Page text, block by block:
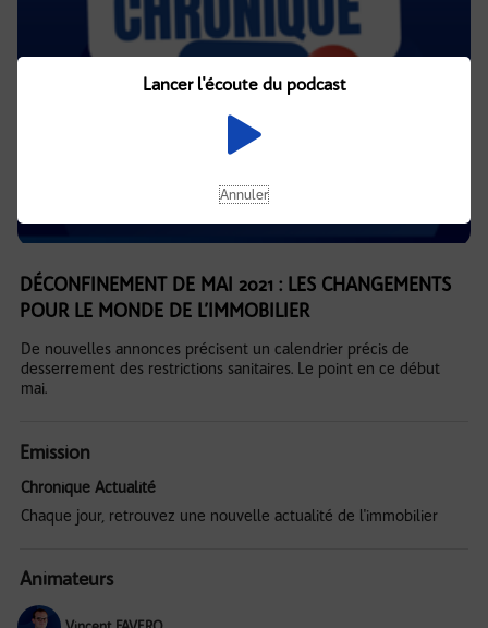
DÉCONFINEMENT DE MAI 2021 : LES CHANGEMENTS
POUR LE MONDE DE L’IMMOBILIER
De nouvelles annonces précisent un calendrier précis de
desserrement des restrictions sanitaires. Le point en ce début
mai.
Emission
Chronique Actualité
Chaque jour, retrouvez une nouvelle actualité de l'immobilier
Animateurs
Lancer l'écoute du podcast
Annuler